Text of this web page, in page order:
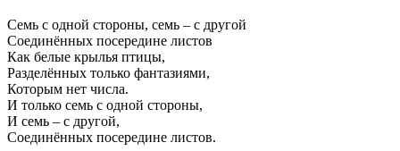
Семь с одной стороны, семь – с другой
Соединённых посередине листов
Как белые крылья птицы,
Разделённых только фантазиями,
Которым нет числа.
И только семь с одной стороны,
И семь – с другой,
Соединённых посередине листов.